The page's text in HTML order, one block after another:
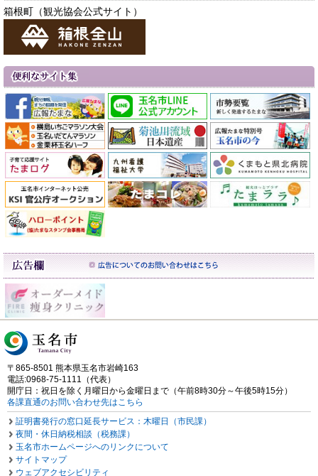
箱根町（観光協会公式サイト）
〒865-8501 熊本県玉名市岩崎163
電話:0968-75-1111（代表）
開庁日：祝日を除く月曜日から金曜日まで（午前8時30分～午後5時15分）
各課直通のお問い合わせ先はこちら
証明書発行の窓口延長サービス：木曜日（市民課）
夜間・休日納税相談（税務課）
玉名市ホームページへのリンクについて
サイトマップ
ウェブアクセシビリティ